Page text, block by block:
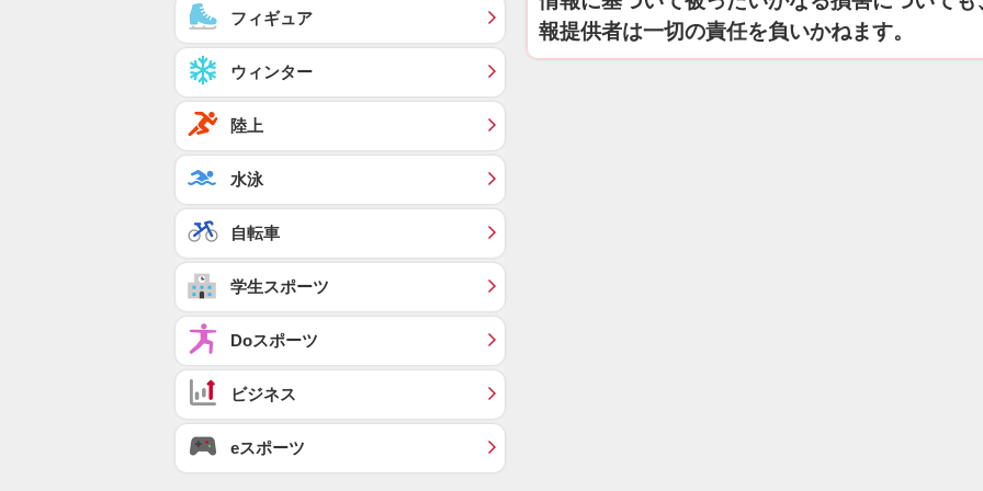
報提供者は一切の責任を負いかねます。
フィギュア
ウィンター
陸上
水泳
自転車
学生スポーツ
Doスポーツ
ビジネス
eスポーツ